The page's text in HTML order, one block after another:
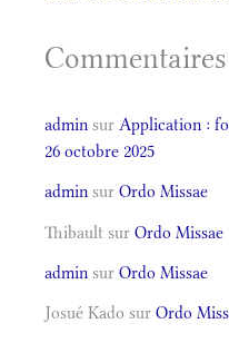
admin sur Application :
26 octobre 2025
admin sur Ordo Missae
Thibault sur Ordo Missae
admin sur Ordo Missae
Josué Kado sur Ordo